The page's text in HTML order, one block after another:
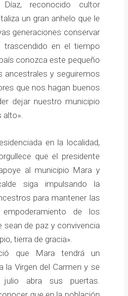
reconocido cultor
un gran anhelo que le
generaciones conservar
trascendido en el tiempo
conozca este pequeño
ancestrales y seguiremos
que nos hagan buenos
dejar nuestro municipio
en la localidad,
que el presidente
al municipio Mara y
siga impulsando la
para mantener las
de los
sean de paz y convivencia
tierra de gracia».
que Mara tendrá un
la Virgen del Carmen y se
abra sus puertas.